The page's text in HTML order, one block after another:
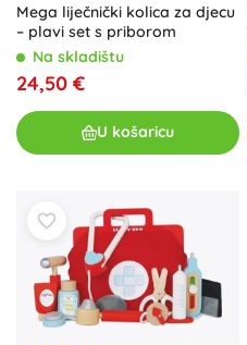
Mega liječnički kolica za djecu
– plavi set s priborom
Na skladištu
24,50 €
U košaricu